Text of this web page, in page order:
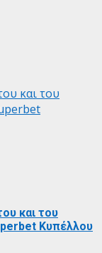
και του
και του
Κυπέλλου